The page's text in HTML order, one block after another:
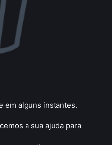
em alguns instantes.
a sua ajuda para